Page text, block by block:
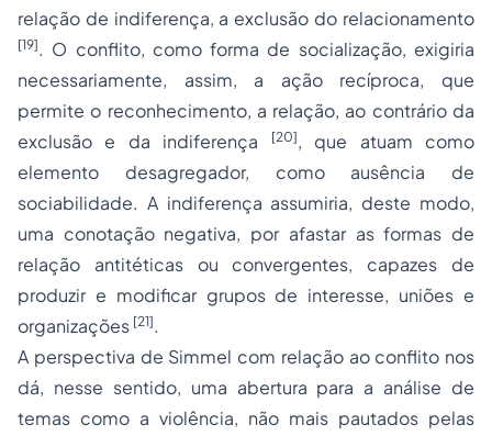
relação de indiferença, a exclusão do relacionamento
[19]. O conflito, como forma de socialização, exigiria
necessariamente, assim, a ação recíproca, que
permite o reconhecimento, a relação, ao contrário da
exclusão e da indiferença
[20], que atuam como
elemento desagregador, como ausência de
sociabilidade. A indiferença assumiria, deste modo,
uma conotação negativa, por afastar as formas de
relação antitéticas ou convergentes, capazes de
produzir e modificar grupos de interesse, uniões e
organizações [21].
A perspectiva de Simmel com relação ao conflito nos
dá, nesse sentido, uma abertura para a análise de
temas como a violência, não mais pautados pelas